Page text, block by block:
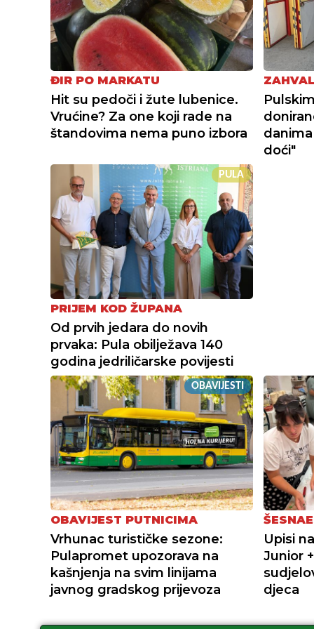
ĐIR PO MARKATU
Hit su pedoči i žute lubenice.
Vrućine? Za one koji rade na
štandovima nema puno izbora
doći"
PULA
PRIJEM KOD ŽUPANA
Od prvih jedara do novih
prvaka: Pula obilježava 140
godina jedriličarske povijesti
OBAVIJESTI
OBAVIJEST PUTNICIMA
Vrhunac turističke sezone:
Pulapromet upozorava na
kašnjenja na svim linijama
javnog gradskog prijevoza
Upisi
Junior
djeca